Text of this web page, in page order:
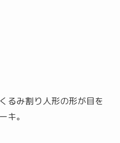
るみ割り人形の形が目を
キ。